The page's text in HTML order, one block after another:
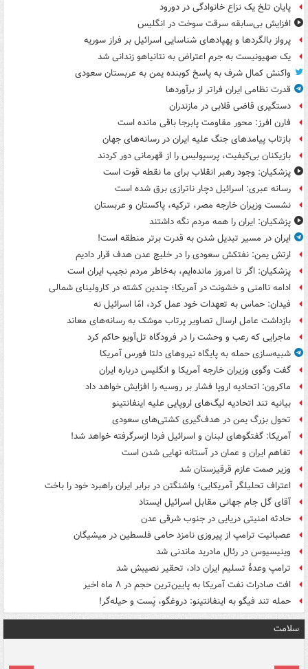
پایان تلخ یک نزاع خانوادگی در دورود
افزایش بی‌سابقه سرقت سوخت در انگلیس
پرواز بالگردها و پهپادهای شناسایی اسرائیل بر فراز سوریه
یک صهیونیست به جرم اعتراض به نتانیاهو زندانی شد
واکنش کمال شرف به پاسخ کوبنده یمن به عربستان سعودی
قدرت نظامی ایران فراتر از برآوردها
دستگیری قاضی قلابی در مازندران
فارن افرز: محور مقاومت پابرجا باقی مانده است
بازتاب پیامدهای جنگ علیه ایران در رسانه‌های جهان
بازیکنان بی‌کیفیت، پرسپولیس را از قهرمانی دور کردند
پزشکیان: وجود رهبر انقلاب برای ما نقطه قوت است
رسانه عبری: اسرائیل دچار ناترازی برق شده است
نشست وزیران خارجه مصر، ترکیه، پاکستان و عربستان
پزشکیان: ایران را همه مردم نگه داشتند
ایران در مسیر تبدیل شدن به قدرت برتر منطقه است!
ارتش یمن: نفتکش سعودی را در خلیج عدن هدف قرار دادیم
پزشکیان: اگر تا امروز مانده‌ایم، به‌خاطر مردم نجیب ایران است
ادامه ناامنی و خشونت در آمریکا؛ چندین کشته در کارولینای شمالی
فیدان: حماس به تعهدات خود عمل کرد، امّا اسرائیل نه
بازداشت عامل ارسال تصاویر پرتاب موشک به رسانه‌های معاند
ماجرایی که رعب و وحشت را در فرودگاه تل‌آویو حاکم کرد
شبیه‌سازی حمله به پایگاه نیروهای دلتا فورس آمریکا
گفت وگوی وزیران خارجه آمریکا و انگلیس درباره ایران
ماکرون: اتحادیه اروپا فشار بر روسیه را افزایش خواهد داد
بیانیه تند اتحادیه لیگ‌های اروپایی علیه اینفانتینو
تحول بزرگ یمن در هدف‌گیری کشتی‌های سعودی
آمریکا: گفتگوهای لبنان و اسرائیل فردا ازسرگرفته خواهد شد!
تفاهم ایران و عمان در آستانه نهایی شدن است
وزیر صمت عازم قرقیزستان شد
اعتراف تحلیلگر آمریکایی؛ واشنگتن در برابر ایران راهبرد خود را باخت
آقای گل جام جهانی مقابل اسرائیل ایستاد
حادثه امنیتی دریایی در جنوب شرقی عدن
عصبانیت ترامپ از پیروزی نامزد حامی فلسطین در میشیگان
وینیسیوس در رئال مادرید ماندنی شد
ترامپ وعدۀ تسلیم ایران داد، تحقیر نصیبش شد
افت صادرات نفت آمریکا به پایین‌ترین حجم در ۸ ماه اخیر
حمله تند فیگو به اینفانتینو: دروغگو، پَست‌ و حیله‌گر!
سلامت